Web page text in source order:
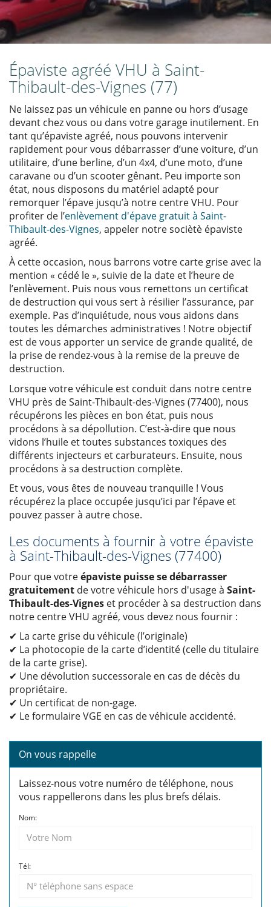
Épaviste agréé VHU à Saint-
Thibault-des-Vignes (77)
Ne laissez pas un véhicule en panne ou hors d’usage
devant chez vous ou dans votre garage inutilement. En
tant qu’épaviste agréé, nous pouvons intervenir
rapidement pour vous débarrasser d’une voiture, d’un
utilitaire, d’une berline, d’un 4x4, d’une moto, d’une
caravane ou d’un scooter gênant. Peu importe son
état, nous disposons du matériel adapté pour
remorquer l’épave jusqu’à notre centre VHU. Pour
profiter de l’enlèvement d'épave gratuit à Saint-
Thibault-des-Vignes, appeler notre sociètè épaviste
agréé.
À cette occasion, nous barrons votre carte grise avec la
mention « cédé le », suivie de la date et l’heure de
l’enlèvement. Puis nous vous remettons un certificat
de destruction qui vous sert à résilier l’assurance, par
exemple. Pas d’inquiétude, nous vous aidons dans
toutes les démarches administratives ! Notre objectif
est de vous apporter un service de grande qualité, de
la prise de rendez-vous à la remise de la preuve de
destruction.
Lorsque votre véhicule est conduit dans notre centre
VHU près de Saint-Thibault-des-Vignes (77400), nous
récupérons les pièces en bon état, puis nous
procédons à sa dépollution. C’est-à-dire que nous
vidons l’huile et toutes substances toxiques des
différents injecteurs et carburateurs. Ensuite, nous
procédons à sa destruction complète.
Et vous, vous êtes de nouveau tranquille ! Vous
récupérez la place occupée jusqu’ici par l’épave et
pouvez passer à autre chose.
Les documents à fournir à votre épaviste
à Saint-Thibault-des-Vignes (77400)
Pour que votreépaviste puisse se débarrasser
gratuitement de votre véhicule hors d'usage à Saint-
Thibault-des-Vignes et procéder à sa destruction dans
notre centre VHU agréé, vous devez nous fournir :
✔ La carte grise du véhicule (l’originale)
✔ La photocopie de la carte d’identité (celle du titulaire
de la carte grise).
✔ Une dévolution successorale en cas de décès du
propriétaire.
✔ Un certificat de non-gage.
✔ Le formulaire VGE en cas de véhicule accidenté.
On vous rappelle
Laissez-nous votre numéro de téléphone, nous
vous rappellerons dans les plus brefs délais.
Nom:
Tél: